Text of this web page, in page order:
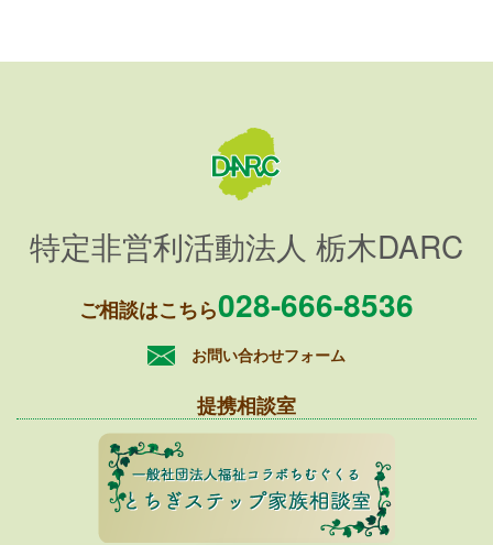
特定非営利活動法人 栃木DARC
ご相談はこちら028-666-8536
お問い合わせフォーム
提携相談室